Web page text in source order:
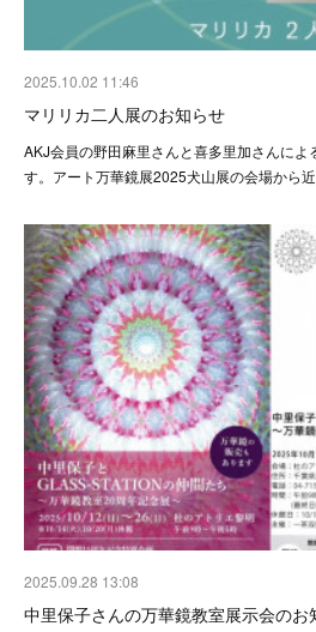
2025.10.02 11:46
マリリカ二人展のお知らせ
AKJ会員の野田麻里さんと喜多里加さんに
す。アート万華鏡展2025犬山展の会場から
2025.09.28 13:08
中里保子さんの万華鏡教室展示会のお